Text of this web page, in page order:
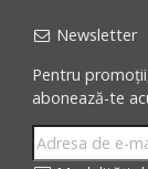
Newsletter
Pentru
abonează-te